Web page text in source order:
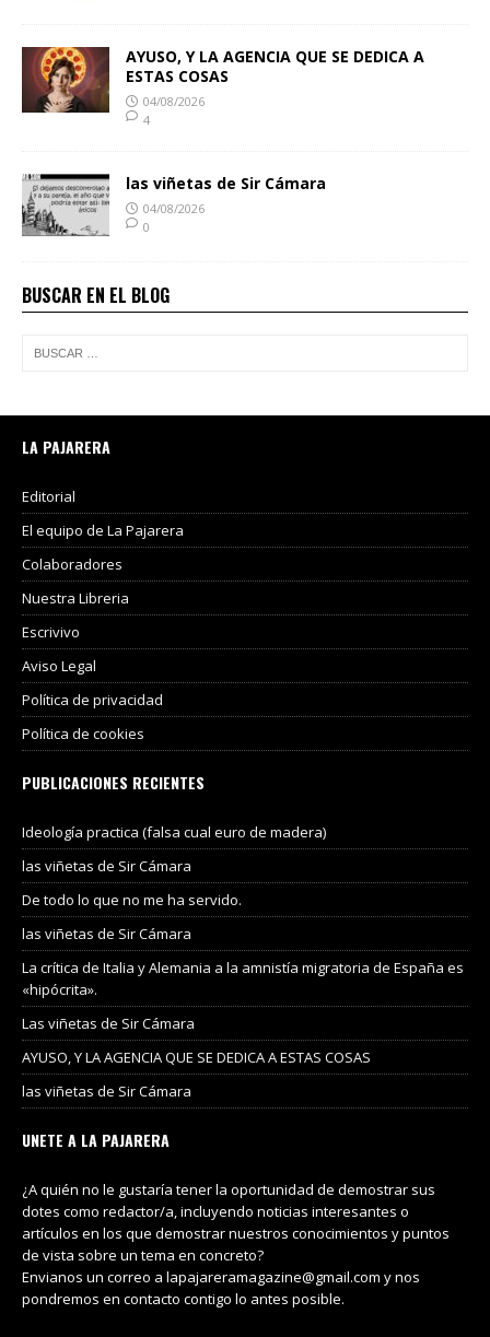
AYUSO, Y LA AGENCIA QUE SE DEDICA A
ESTAS COSAS
04/08/2026
4
las viñetas de Sir Cámara
04/08/2026
0
BUSCAR EN EL BLOG
LA PAJARERA
Editorial
El equipo de La Pajarera
Colaboradores
Nuestra Libreria
Escrivivo
Aviso Legal
Política de privacidad
Política de cookies
PUBLICACIONES RECIENTES
Ideología practica (falsa cual euro de madera)
las viñetas de Sir Cámara
De todo lo que no me ha servido.
las viñetas de Sir Cámara
La crítica de Italia y Alemania a la amnistía migratoria de España es
«hipócrita».
Las viñetas de Sir Cámara
AYUSO, Y LA AGENCIA QUE SE DEDICA A ESTAS COSAS
las viñetas de Sir Cámara
UNETE A LA PAJARERA
¿A quién no le gustaría tener la oportunidad de demostrar sus
dotes como redactor/a, incluyendo noticias interesantes o
artículos en los que demostrar nuestros conocimientos y puntos
de vista sobre un tema en concreto?
Envianos un correo a lapajareramagazine@gmail.com y nos
pondremos en contacto contigo lo antes posible.